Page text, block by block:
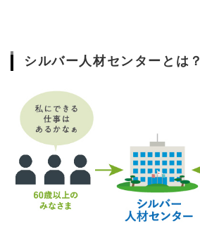
シルバー人材センターとは？